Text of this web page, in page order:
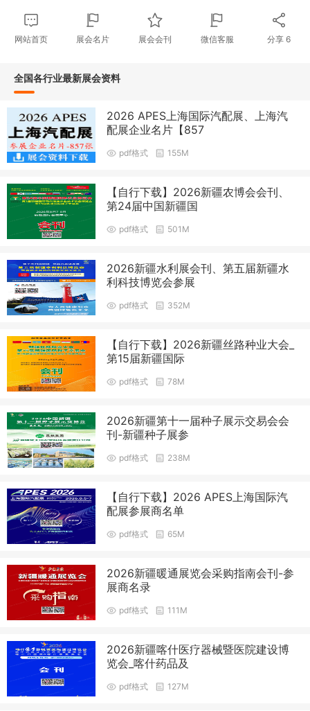
网站首页 展会名片 展会会刊 微信客服 分享6
全国各行业最新展会资料
2026 APES上海国际汽配展、上海汽
配展企业名片【857
pdf格式 155M
【自行下载】2026新疆农博会会刊、
第24届中国新疆国
pdf格式 501M
2026新疆水利展会刊、第五届新疆水
利科技博览会参展
pdf格式 352M
【自行下载】2026新疆丝路种业大会_
第15届新疆国际
pdf格式 78M
2026新疆第十一届种子展示交易会会
刊-新疆种子展参
pdf格式 238M
【自行下载】2026 APES上海国际汽
配展参展商名单
pdf格式 65M
2026新疆暖通展览会采购指南会刊-参
展商名录
pdf格式 111M
2026新疆喀什医疗器械暨医院建设博
览会_喀什药品及
pdf格式 127M